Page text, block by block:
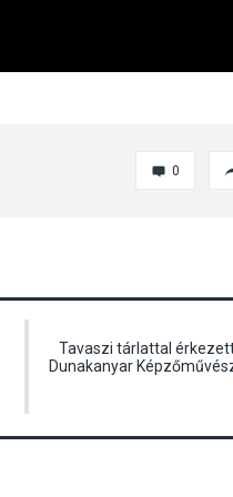
0
Tavaszi tárlattal
Dunakanyar